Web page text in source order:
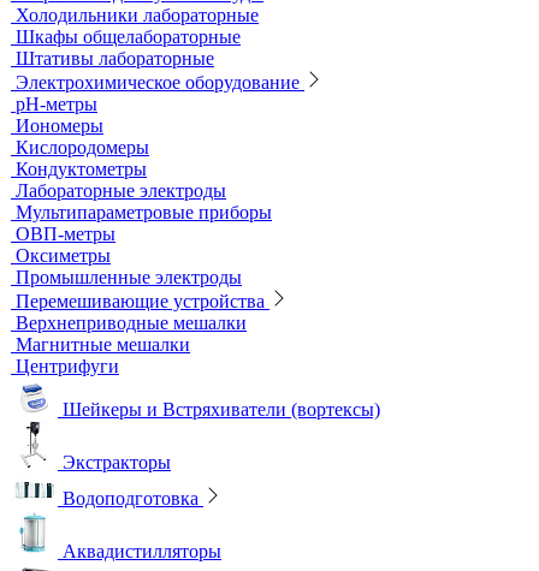
Секундомеры и таймеры лабораторные
Термометры лабораторные
Титраторы
Ультразвуковые ванны и мойки
Устройства для сушки посуды
Холодильники лабораторные
Шкафы общелабораторные
Штативы лабораторные
Электрохимическое оборудование
pH-метры
Иономеры
Кислородомеры
Кондуктометры
Лабораторные электроды
Мультипараметровые приборы
ОВП-метры
Оксиметры
Промышленные электроды